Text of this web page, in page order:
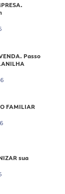
Passo
FAMILIAR
sua